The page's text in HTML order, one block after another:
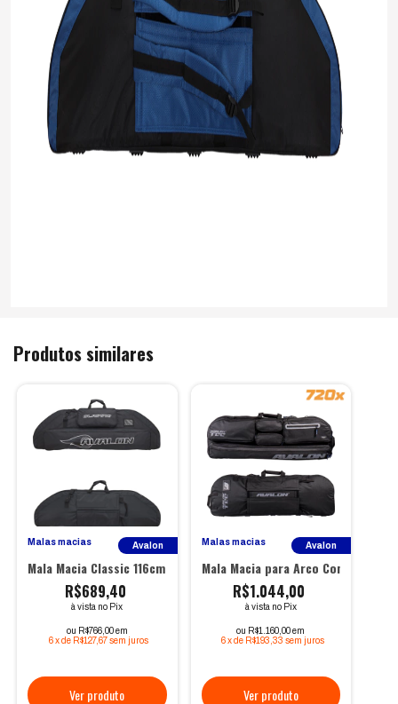
Produtos similares
Malas macias Avalon
Mala Macia Classic 116cm (Composto) - Avalon
R$689,40
à vista no Pix
ou R$766,00 em
6 xde R$127,67 sem juros
Malas macias Avalon
Mala Macia para Arco Composto
R$1.044,00
à vista no Pix
ou R$1.160,00 em
6xde R$193,33 sem juros